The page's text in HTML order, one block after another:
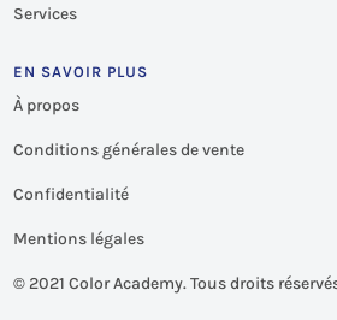
Services
EN SAVOIR PLUS
À propos
Conditions générales de vente
Confidentialité
Mentions légales
© 2021 Color Academy. Tous droits